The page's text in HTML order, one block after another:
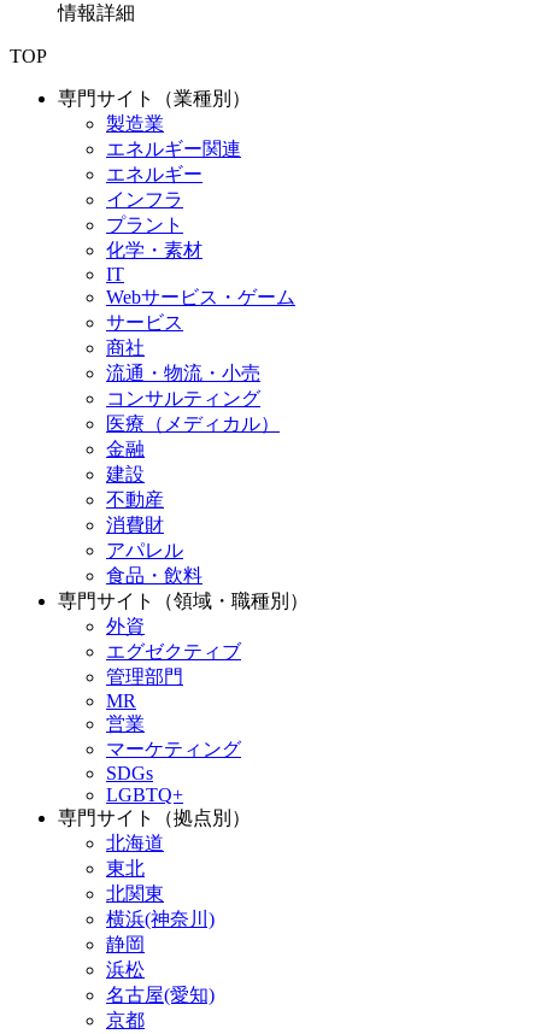
情報詳細
TOP
専門サイト（業種別）
製造業
エネルギー関連
エネルギー
インフラ
プラント
化学・素材
IT
Webサービス・ゲーム
サービス
商社
流通・物流・小売
コンサルティング
医療（メディカル）
金融
建設
不動産
消費財
アパレル
食品・飲料
専門サイト（領域・職種別）
外資
エグゼクティブ
管理部門
MR
営業
マーケティング
SDGs
LGBTQ+
専門サイト（拠点別）
北海道
東北
北関東
横浜(神奈川)
静岡
浜松
名古屋(愛知)
京都